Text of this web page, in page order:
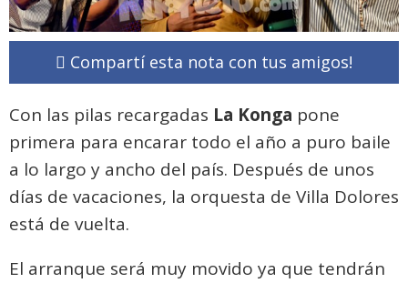
Compartí esta nota con tus amigos!
Con las pilas recargadas La Konga pone
primera para encarar todo el año a puro baile
a lo largo y ancho del país. Después de unos
días de vacaciones, la orquesta de Villa Dolores
está de vuelta.
El arranque será muy movido ya que tendrán